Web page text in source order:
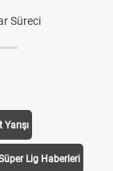
Süreci
Yarışı
Lig Haberleri